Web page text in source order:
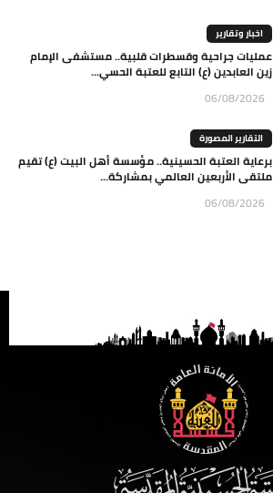
اخبار وتقارير
عمليات جراحية وقسطرات قلبية.. مستشفى الإمام
زين العابدين (ع) التابع للعتبة الحسي...
06/08/2026
التقارير المصورة
برعاية العتبة الحسينية.. مؤسسة أهل البيت (ع) تقيم
ملتقى الأربعين العالمي بمشاركة...
06/08/2026